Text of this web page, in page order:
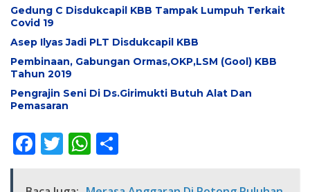
Gedung C Disdukcapil KBB Tampak Lumpuh Terkait
Covid 19
Asep Ilyas Jadi PLT Disdukcapil KBB
Pembinaan, Gabungan Ormas,OKP,LSM (Gool) KBB
Tahun 2019
Pengrajin Seni Di Ds.Girimukti Butuh Alat Dan
Pemasaran
F T W